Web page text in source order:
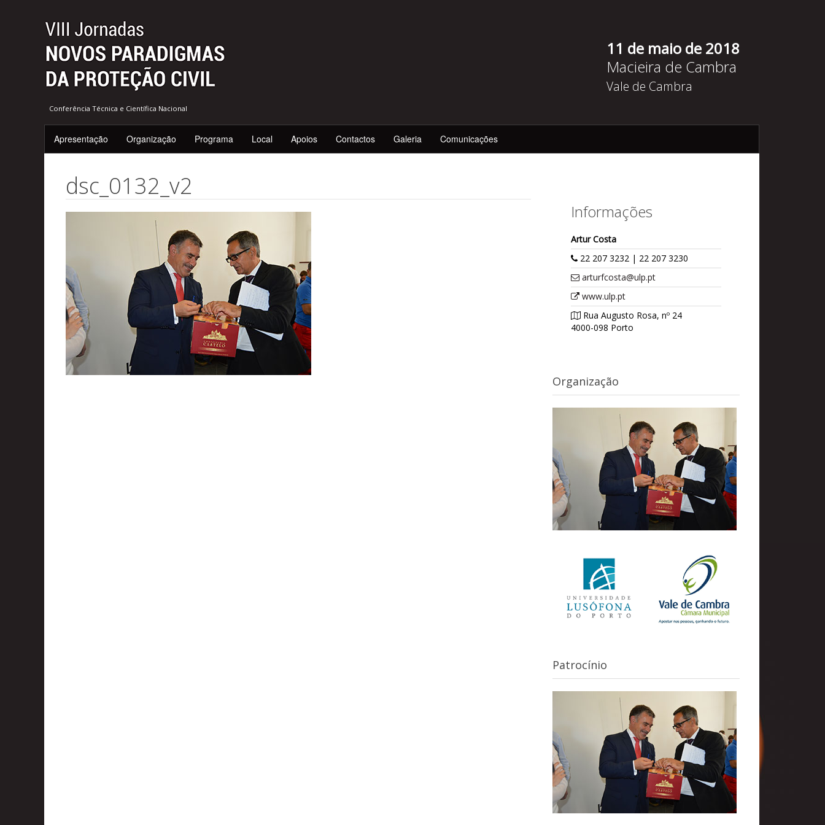
Conferência Técnica e Científica Nacional
11 de maio de 2018
Macieira de Cambra
Vale de Cambra
Apresentação Organização Programa Local Apoios Contactos Galeria Comunicações
dsc_0132_v2
Informações
Artur Costa
22 207 3232 | 22 207 3230
arturfcosta@ulp.pt
www.ulp.pt
Rua Augusto Rosa, nº 24
4000-098 Porto
Organização
Patrocínio